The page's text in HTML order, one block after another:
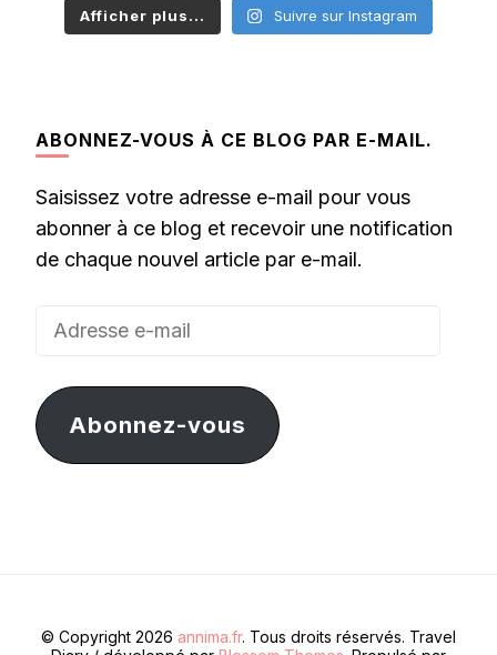
Afficher plus... Suivre sur Instagram
ABONNEZ-VOUS À CE BLOG PAR E-MAIL.
Saisissez votre adresse e-mail pour vous
abonner à ce blog et recevoir une notification
de chaque nouvel article par e-mail.
Adresse
mail
Abonnez-vous
© Copyright 2026 annima.fr. Tous droits réservés. Travel